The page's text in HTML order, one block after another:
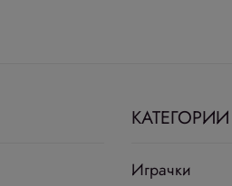
КАТЕГОРИИ
Играчки